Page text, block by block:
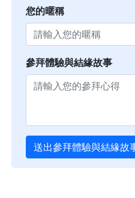
您的暱稱
參拜體驗與結緣故事
送出參拜體驗與結緣故